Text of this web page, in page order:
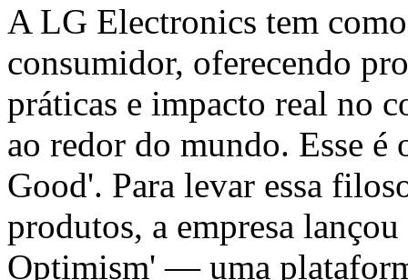
A LG Electronics tem
consumidor, oferecendo
práticas e impacto real no
ao redor do mundo. Esse
Good'. Para levar essa
produtos, a empresa
Optimism' — uma